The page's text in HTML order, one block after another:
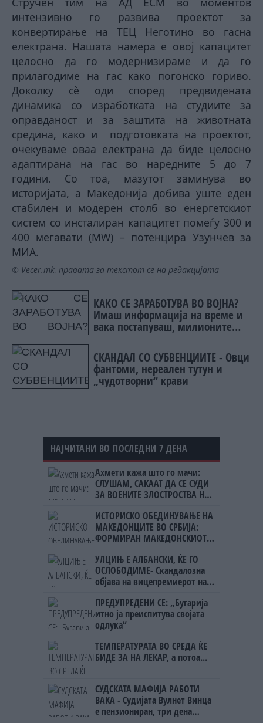
интензивно го развива проектот за
конвертирање на ТЕЦ Неготино во гасна
електрана. Нашата намера е овој капацитет
целосно да го модернизираме и да го
прилагодиме на гас како погонско гориво.
Доколку сè оди според предвидената
динамика со изработката на студиите за
оправданост и за заштита на животната
средина, како и подготовката на проектот,
очекуваме оваа електрана да биде целосно
адаптирана на гас во наредните 5 до 7
години. Со тоа, мазутот заминува во
историјата, а Македонија добива уште еден
стабилен и модерен столб во енергетскиот
систем со инсталиран капацитет помеѓу 300 и
400 мегавати (MW) – потенцира Узунчев за
МИА.
© Vecer.mk, правата за текстот се на редакцијата
КАКО СЕ ЗАРАБОТУВА ВО ВОЈНА?
Имаш информација на време и
вака постапуваш, милионите
СКАНДАЛ СО СУБВЕНЦИИТЕ - Овци
фантоми, нереален тутун и
„чудотворни“ крави
НАЈЧИТАНИ ВО ПОСЛЕДНИ 7 ДЕНА
Ахмети кажа што го мачи:
СЛУШАМ, САКААТ ДА СЕ СУДИ
ЗА ВОЕНИТЕ ЗЛОСТРОСТВА НА
ИСТОРИСКО ОБЕДИНУВАЊЕ НА
МАКЕДОНЦИТЕ ВО СРБИЈА:
ФОРМИРАН МАКЕДОНСКИОТ
УЛЦИЊ Е АЛБАНСКИ, ЌЕ ГО
ОСЛОБОДИМЕ- Скандалозна
објава на вицепремиерот на
ПРЕДУПРЕДЕНИ СЕ: „Бугарија
итно ја преиспитува својата
одлука“
ТЕМПЕРАТУРАТА ВО СРЕДА ЌЕ
БИДЕ ЗА НА ЛЕКАР, а потоа...
СУДСКАТА МАФИЈА РАБОТИ
ВАКА - Судијата Вулнет Винца
е пензиониран, три дена